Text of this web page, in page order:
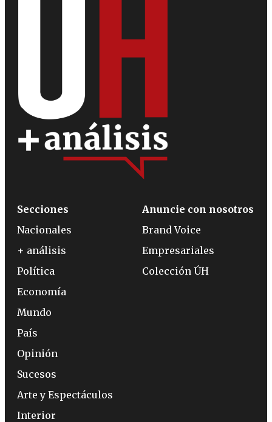
Secciones
Nacionales
+ análisis
Política
Economía
Mundo
País
Opinión
Sucesos
Arte y Espectáculos
Interior
Anuncie con nosotros
Brand Voice
Empresariales
Colección ÚH